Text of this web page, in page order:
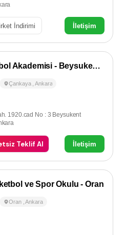
İndirimi İletişim
Filenin Yıldızları Voleybol Akademisi - Beysukent / Çayyolu
Çankaya ,Ankara
1920.cad No : 3 Beysukent
Teklif Al İletişim
ve Spor Okulu - Oran
Oran ,Ankara